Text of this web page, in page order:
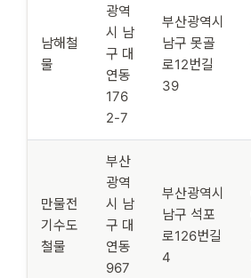
남해철
물
광역
시 남
구 대
연동
176
2-7
부산광역시
남구 못골
로12번길
39
만물전
기수도
철물
부산
광역
시 남
구 대
연동
967
부산광역시
남구 석포
로126번길
4